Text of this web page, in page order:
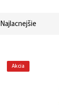
Najlacnejšie
Akcia